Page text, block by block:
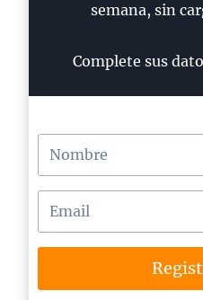
semana, sin
Complete sus